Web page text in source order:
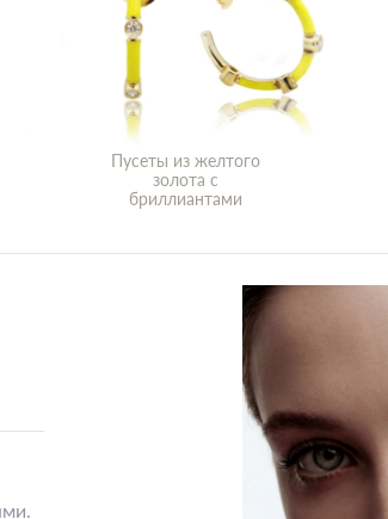
Пусеты из желтого
золота с
бриллиантами